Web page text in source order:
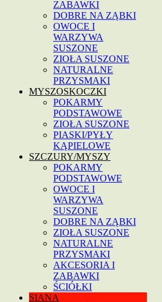
ZABAWKI
DOBRE NA ZĄBKI
OWOCE I
WARZYWA
SUSZONE
ZIOŁA SUSZONE
NATURALNE
PRZYSMAKI
MYSZOSKOCZKI
POKARMY
PODSTAWOWE
ZIOŁA SUSZONE
PIASKI/PYŁY
KĄPIELOWE
SZCZURY/MYSZY
POKARMY
PODSTAWOWE
OWOCE I
WARZYWA
SUSZONE
DOBRE NA ZĄBKI
ZIOŁA SUSZONE
NATURALNE
PRZYSMAKI
AKCESORIA I
ZABAWKI
ŚCIÓŁKI
SIANA